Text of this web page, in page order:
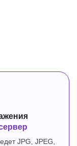
JPG, JPEG,